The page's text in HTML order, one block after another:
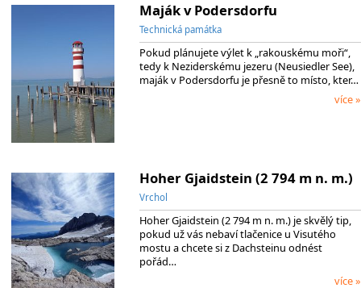
Maják v Podersdorfu
Technická památka
Pokud plánujete výlet k „rakouskému moři“,
tedy k Neziderskému jezeru (Neusiedler See),
maják v Podersdorfu je přesně to místo, kter…
více »
Hoher Gjaidstein (2 794 m n. m.)
Vrchol
Hoher Gjaidstein (2 794 m n. m.) je skvělý tip,
pokud už vás nebaví tlačenice u Visutého
mostu a chcete si z Dachsteinu odnést
pořád…
více »